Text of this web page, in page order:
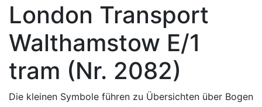
London Transport
Walthamstow E/1
tram (Nr. 2082)
Die kleinen Symbole führen zu Übersichten über Bogen